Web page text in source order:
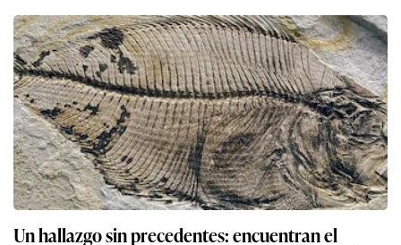
Un hallazgo sin precedentes: encuentran el